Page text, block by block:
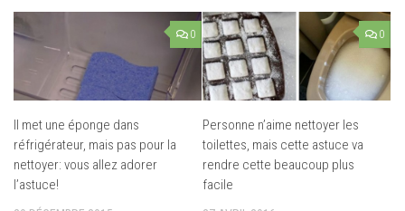
0
Il met une éponge dans
réfrigérateur, mais pas pour la
nettoyer: vous allez adorer
l’astuce!
0
Personne n’aime nettoyer les
toilettes, mais cette astuce va
rendre cette beaucoup plus
facile